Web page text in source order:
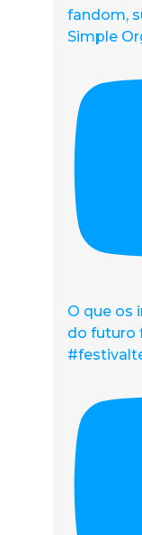
fandom,
Simple
O que os
do futuro